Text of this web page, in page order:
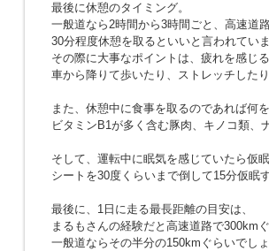
最後に休憩のタイミング。
一般道なら2時間から3時間ごと、高速道
30分程度休憩を取るといいと言われていま
その際に大事なポイントは、疲れを感じ
車から降りて歩いたり、ストレッチした
また、休憩中に食事を取るのであれば何
ビタミンB1が多く含む豚肉、キノコ類、
そして、運転中に眠気を感じていたら仮
シートを30度くらいまで倒して15分仮眠
最後に、1日に走る最長距離の目安は、
まるもさんの経験だと高速道路で300kmぐ
一般道ならその半分の150kmぐらいでし